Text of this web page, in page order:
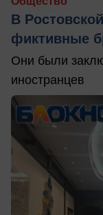
В
фиктивные
Они были
иностранцев